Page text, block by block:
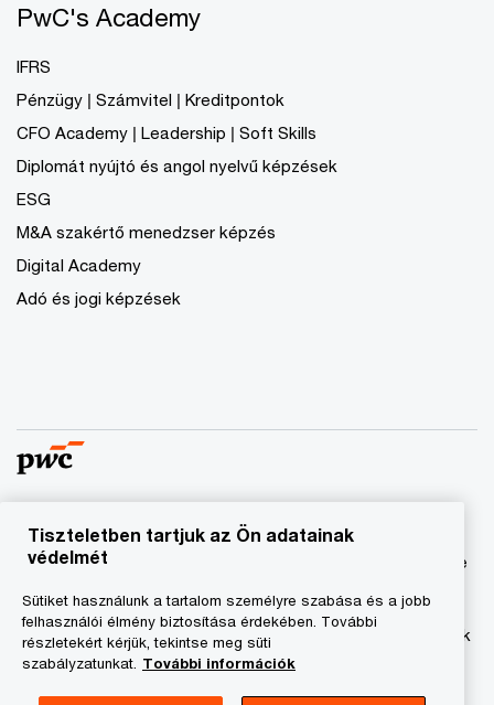
PwC's Academy
IFRS
Pénzügy | Számvitel | Kreditpontok
CFO Academy | Leadership | Soft Skills
Diplomát nyújtó és angol nyelvű képzések
ESG
M&A szakértő menedzser képzés
Digital Academy
Adó és jogi képzések
© 2023 - 2026 PwC. Minden jog fenntartva. A „PwC”
kifejezés a PricewaterhouseCoopers Könyvvizsgáló Kft.-re
amelyek az önálló és független jogi személyekből álló
PricewaterhouseCoopers International Limited hálózatának
tagja.
Tiszteletben tartjuk az Ön adatainak
védelmét
Sütiket használunk a tartalom személyre szabása és a jobb
felhasználói élmény biztosítása érdekében. További
részletekért kérjük, tekintse meg süti
szabályzatunkat. További információk